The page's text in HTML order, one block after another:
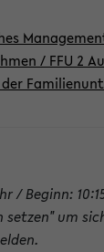
/ FFU 2
/ Beginn:
setzen" um